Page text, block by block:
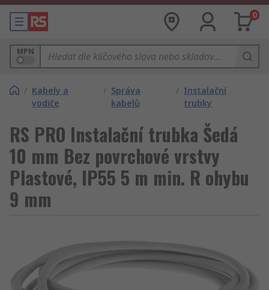
0
MPN
/ Kabely a
vodiče
/ Správa
kabelů
/ Instalační
trubky
RS PRO Instalační trubka Šedá
10 mm Bez povrchové vrstvy
Plastové, IP55 5 m min. R ohybu
9 mm